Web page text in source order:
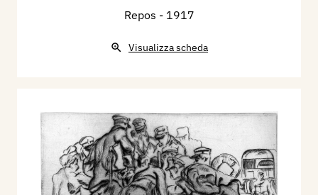
Repos - 1917
Visualizza scheda